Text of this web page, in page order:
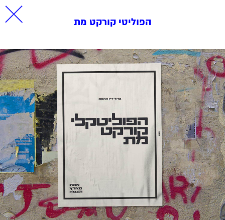
הפוליטי קורקט מת